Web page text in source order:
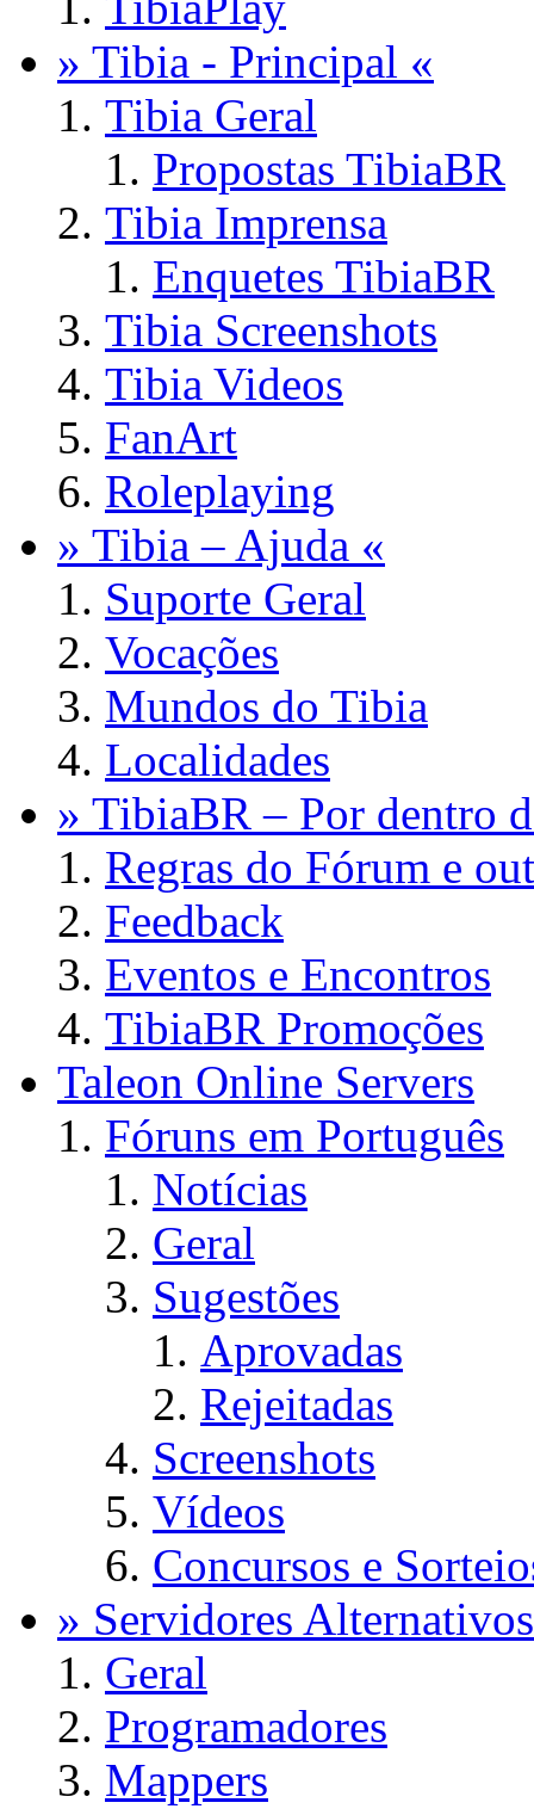
» Tibia - Principal «
Tibia Geral
Propostas TibiaBR
Tibia Imprensa
Enquetes TibiaBR
Tibia Screenshots
Tibia Videos
FanArt
Roleplaying
» Tibia – Ajuda «
Suporte Geral
Vocações
Mundos do Tibia
Localidades
» TibiaBR – Por dentro
Regras do Fórum e
Feedback
Eventos e Encontros
TibiaBR Promoções
Taleon Online Servers
Fóruns em Português
Notícias
Geral
Sugestões
Aprovadas
Rejeitadas
Screenshots
Vídeos
Concursos e
» Servidores
Geral
Programadores
Mappers